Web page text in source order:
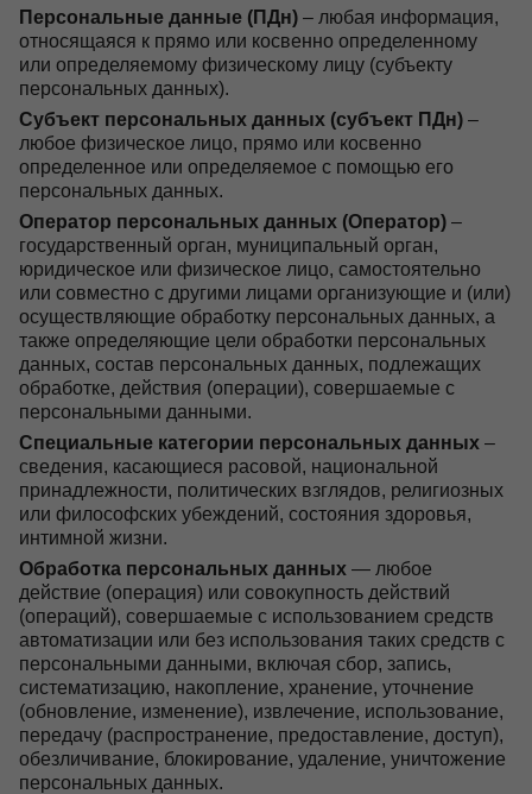
Персональные данные (ПДн) – любая информация,
относящаяся к прямо или косвенно определенному
или определяемому физическому лицу (субъекту
персональных данных).
Субъект персональных данных (субъект ПДн) –
любое физическое лицо, прямо или косвенно
определенное или определяемое с помощью его
персональных данных.
Оператор персональных данных (Оператор) –
государственный орган, муниципальный орган,
юридическое или физическое лицо, самостоятельно
или совместно с другими лицами организующие и (или)
осуществляющие обработку персональных данных, а
также определяющие цели обработки персональных
данных, состав персональных данных, подлежащих
обработке, действия (операции), совершаемые с
персональными данными.
Специальные категории персональных данных –
сведения, касающиеся расовой, национальной
принадлежности, политических взглядов, религиозных
или философских убеждений, состояния здоровья,
интимной жизни.
Обработка персональных данных — любое
действие (операция) или совокупность действий
(операций), совершаемые с использованием средств
автоматизации или без использования таких средств с
персональными данными, включая сбор, запись,
систематизацию, накопление, хранение, уточнение
(обновление, изменение), извлечение, использование,
передачу (распространение, предоставление, доступ),
обезличивание, блокирование, удаление, уничтожение
персональных данных.